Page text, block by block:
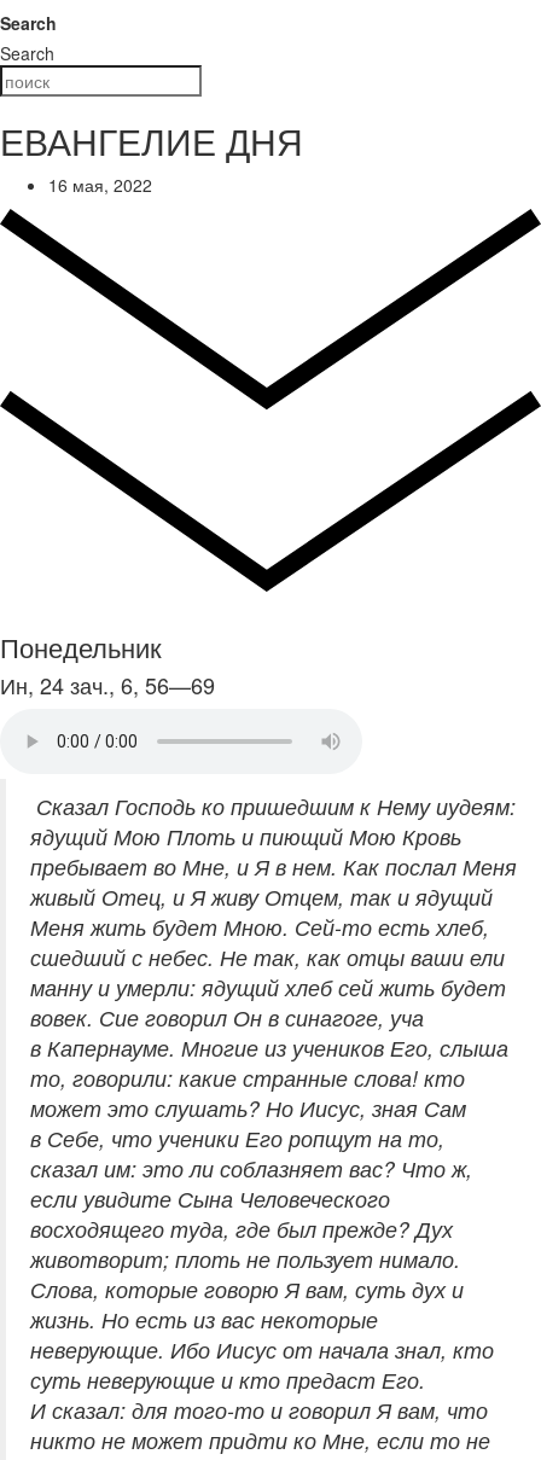
Search
Search
ЕВАНГЕЛИЕ ДНЯ
16 мая, 2022
Понедельник
Ин, 24 зач., 6, 56—69
Сказал Господь ко пришедшим к Нему иудеям:
ядущий Мою Плоть и пиющий Мою Кровь
пребывает во Мне, и Я в нем. Как послал Меня
живый Отец, и Я живу Отцем, так и ядущий
Меня жить будет Мною. Сей-то есть хлеб,
сшедший с небес. Не так, как отцы ваши ели
манну и умерли: ядущий хлеб сей жить будет
вовек. Сие говорил Он в синагоге, уча
в Капернауме. Многие из учеников Его, слыша
то, говорили: какие странные слова! кто
может это слушать? Но Иисус, зная Сам
в Себе, что ученики Его ропщут на то,
сказал им: это ли соблазняет вас? Что ж,
если увидите Сына Человеческого
восходящего туда, где был прежде? Дух
животворит; плоть не пользует нимало.
Слова, которые говорю Я вам, суть дух и
жизнь. Но есть из вас некоторые
неверующие. Ибо Иисус от начала знал, кто
суть неверующие и кто предаст Его.
И сказал: для того-то и говорил Я вам, что
никто не может придти ко Мне, если то не